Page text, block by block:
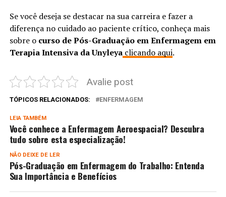
Se você deseja se destacar na sua carreira e fazer a
diferença no cuidado ao paciente crítico, conheça mais
sobre o curso de Pós-Graduação em Enfermagem em
Terapia Intensiva da Unyleyaclicando aqui.
Avalie post
TÓPICOS RELACIONADOS: ENFERMAGEM
LEIA TAMBÉM
Você conhece a Enfermagem Aeroespacial? Descubra
tudo sobre esta especialização!
NÃO DEIXE DE LER
Pós-Graduação em Enfermagem do Trabalho: Entenda
Sua Importância e Benefícios